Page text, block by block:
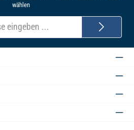
wählen
E-
Mail-
Adresse*